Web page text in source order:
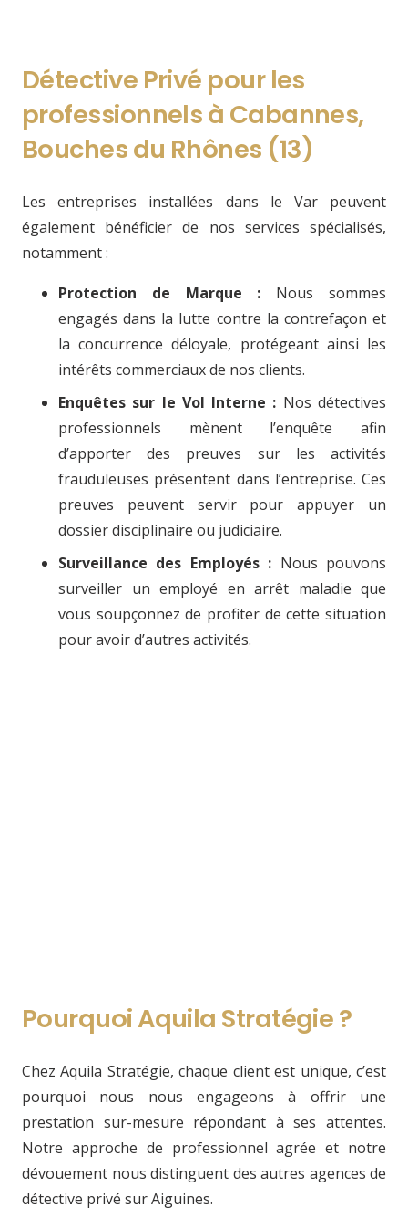
Détective Privé pour les
professionnels à Cabannes,
Bouches du Rhônes (13)
Les entreprises installées dans le Var peuvent
également bénéficier de nos services spécialisés,
notamment :
Protection de Marque : Nous sommes
engagés dans la lutte contre la contrefaçon et
la concurrence déloyale, protégeant ainsi les
intérêts commerciaux de nos clients.
Enquêtes sur le Vol Interne : Nos détectives
professionnels mènent l’enquête afin
d’apporter des preuves sur les activités
frauduleuses présentent dans l’entreprise. Ces
preuves peuvent servir pour appuyer un
dossier disciplinaire ou judiciaire.
Surveillance des Employés : Nous pouvons
surveiller un employé en arrêt maladie que
vous soupçonnez de profiter de cette situation
pour avoir d’autres activités.
Pourquoi Aquila Stratégie ?
Chez Aquila Stratégie, chaque client est unique, c’est
pourquoi nous nous engageons à offrir une
prestation sur-mesure répondant à ses attentes.
Notre approche de professionnel agrée et notre
dévouement nous distinguent des autres agences de
détective privé sur Aiguines.